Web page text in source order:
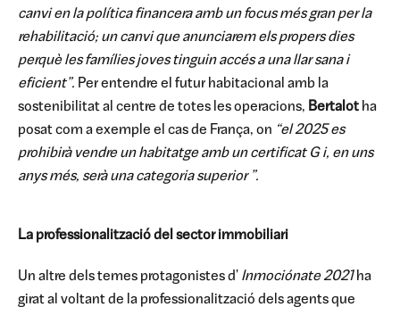
canvi en la política financera amb un focus més gran per la
rehabilitació; un canvi que anunciarem els propers dies
perquè les famílies joves tinguin accés a una llar sana i
eficient”. Per entendre el futur habitacional amb la
sostenibilitat al centre de totes les operacions, Bertalot ha
posat com a exemple el cas de França, on “el 2025 es
prohibirà vendre un habitatge amb un certificat G i, en uns
anys més, serà una categoria superior ”.
La professionalització del sector immobiliari
Un altre dels temes protagonistes d' Inmociónate 2021ha
girat al voltant de la professionalització dels agents que